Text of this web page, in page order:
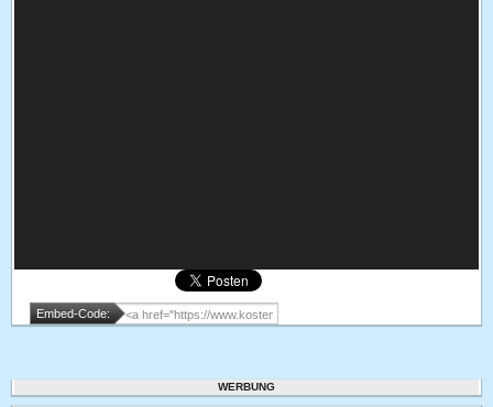
Embed-Code:
WERBUNG